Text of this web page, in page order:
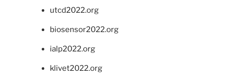
utcd2022.org
biosensor2022.org
ialp2022.org
klivet2022.org